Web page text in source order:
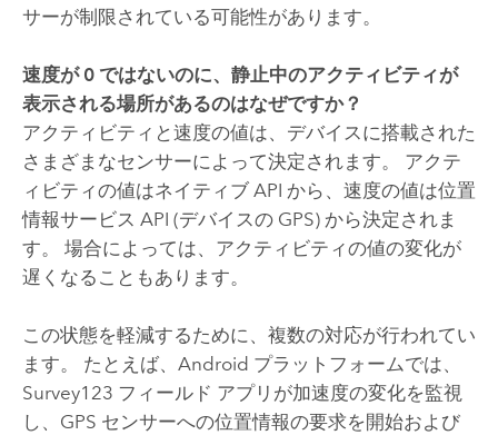
サーが制限されている可能性があります。
速度が 0 ではないのに、静止中のアクティビティが
表示される場所があるのはなぜですか？
アクティビティと速度の値は、デバイスに搭載された
さまざまなセンサーによって決定されます。 アクテ
ィビティの値はネイティブ API から、速度の値は位置
情報サービス API (デバイスの GPS) から決定されま
す。 場合によっては、アクティビティの値の変化が
遅くなることもあります。
この状態を軽減するために、複数の対応が行われてい
ます。 たとえば、 Android プラットフォームでは、
Survey123 フィールド アプリが加速度の変化を監視
し、GPS センサーへの位置情報の要求を開始および